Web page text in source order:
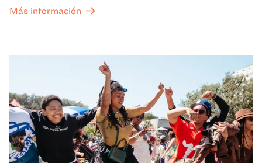
celebran y honran las tradiciones del Año Nuevo Lunar a
un espacio para que nuestras comunidades AAPI se
reúnan y se eleven mutuamente con círculos de curación
tanto presenciales como virtuales.
Más información